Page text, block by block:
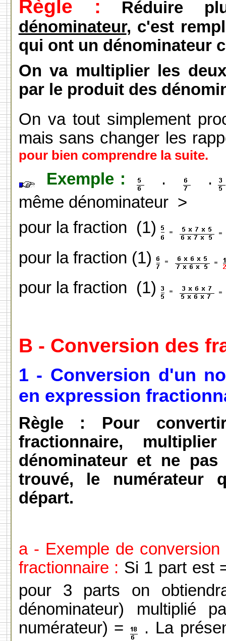
Règle :
Réduire
dénominateur, c'est
qui ont un dénominateur
On va multiplier les
par le produit des
On va tout simplement
mais sans changer les
pour bien comprendre la suite.
Exemple : . .
même dénominateur >
pour la fraction (1)
pour la fraction (1)
pour la fraction (1)
B - Conversion des
1 - Conversion d'un
en expression
Règle : Pour
fractionnaire,
dénominateur et ne
trouvé, le numérateur
départ.
a - Exemple de
fractionnaire : Si 1 part
pour 3 parts on
dénominateur) multiplié
numérateur) =
. La